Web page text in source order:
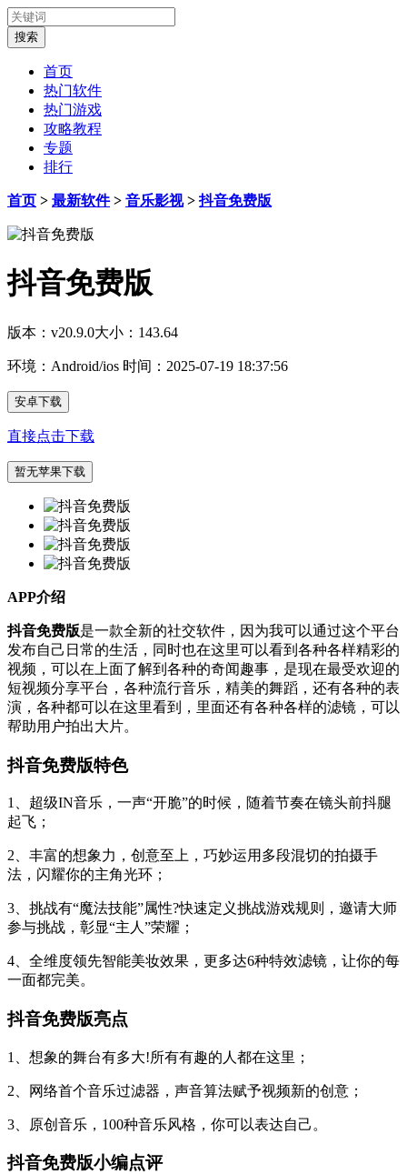
首页
热门软件
热门游戏
攻略教程
专题
排行
首页 > 最新软件> 音乐影视>抖音免费版
抖音免费版
版本：v20.9.0大小：143.64
环境：Android/ios 时间：2025-07-19 18:37:56
安卓下载
直接点击下载
暂无苹果下载
APP介绍
抖音免费版是一款全新的社交软件，因为我可以通过这个平台
发布自己日常的生活，同时也在这里可以看到各种各样精彩的
视频，可以在上面了解到各种的奇闻趣事，是现在最受欢迎的
短视频分享平台，各种流行音乐，精美的舞蹈，还有各种的表
演，各种都可以在这里看到，里面还有各种各样的滤镜，可以
帮助用户拍出大片。
抖音免费版特色
1、超级IN音乐，一声“开脆”的时候，随着节奏在镜头前抖腿
起飞；
2、丰富的想象力，创意至上，巧妙运用多段混切的拍摄手
法，闪耀你的主角光环；
3、挑战有“魔法技能”属性?快速定义挑战游戏规则，邀请大师
参与挑战，彰显“主人”荣耀；
4、全维度领先智能美妆效果，更多达6种特效滤镜，让你的每
一面都完美。
抖音免费版亮点
1、想象的舞台有多大!所有有趣的人都在这里；
2、网络首个音乐过滤器，声音算法赋予视频新的创意；
3、原创音乐，100种音乐风格，你可以表达自己。
抖音免费版小编点评